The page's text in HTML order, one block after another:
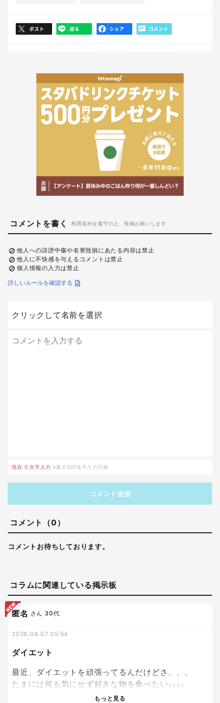
コメントを書く 利用規約を遵守の上、投稿お願いします
他人への誹謗中傷や名誉毀損にあたる内容は禁止
他人に不快感を与えるコメントは禁止
個人情報の入力は禁止
詳しいルールを確認する
クリックして名前を選択
現在 0 文字入力 ※最大500文字入力可能
コメント送信
コメント（0）
コメントお待ちしております。
コラムに関連している掲示板
ダイエット
匿名 さん 30代
2026.08.07 05:54
最近、ダイエットを頑張ってるんだけどさ、、、
たまには何も気にせず好きな物を食べたいぃぃ
もっと見る